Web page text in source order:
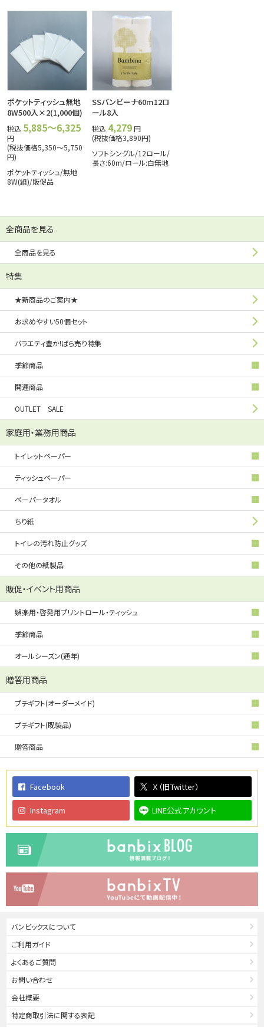
ポケットティッシュ無地
8W500入×2(1,000個)
税込 5,885～6,325
円
(税抜価格5,350～5,750
円)
ポケットティッシュ/無地
8W(組)/販促品
SSバンビーナ60m12ロ
ール8入
税込 4,279円
(税抜価格3,890円)
ソフトシングル/12ロール/
長さ:60m/ロール:白無地
全商品を見る
全商品を見る
特集
★新商品のご案内★
お求めやすい50個セット
バラエティ豊か!ばら売り特集
季節商品
開運商品
OUTLET SALE
家庭用・業務用商品
トイレットペーパー
ティッシュペーパー
ペーパータオル
ちり紙
トイレの汚れ防止グッズ
その他の紙製品
販促・イベント用商品
娯楽用・啓発用プリントロール・ティッシュ
季節商品
オールシーズン(通年)
贈答用商品
プチギフト(オーダーメイド)
プチギフト(既製品)
贈答商品
Facebook Ｘ（旧Twitter）
Instagram LINE公式アカウント
バンビックスについて
ご利用ガイド
よくあるご質問
お問い合わせ
会社概要
特定商取引法に関する表記